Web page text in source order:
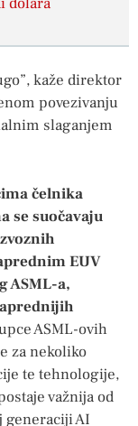
kaže direktor
povezivanju
slaganjem
čelnika
se suočavaju
EUV
ASML-a,
ASML-ovih
za nekoliko
te tehnologije,
važnija od
generaciji AI